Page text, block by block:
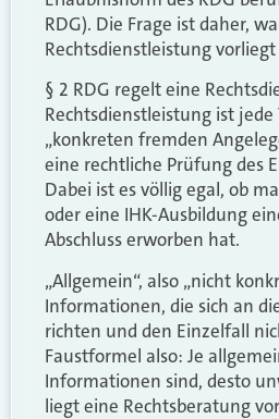
RDG). Die Frage ist daher,
Rechtsdienstleistung vorliegt
§ 2 RDG regelt eine
Rechtsdienstleistung ist
„konkreten fremden
eine rechtliche Prüfung des
Dabei ist es völlig egal, ob
oder eine IHK-Ausbildung
Abschluss erworben hat.
„Allgemein“, also „nicht
Informationen, die sich an
richten und den Einzelfall
Faustformel also: Je
Informationen sind, desto
liegt eine Rechtsberatung